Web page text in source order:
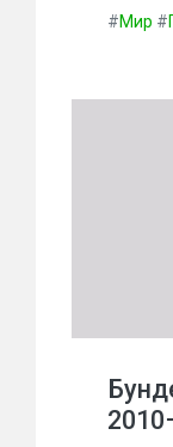
#Мир #